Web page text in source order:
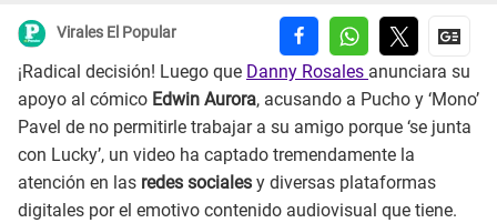
Virales El Popular
¡Radical decisión! Luego que Danny Rosales anunciara su
apoyo al cómico Edwin Aurora, acusando a Pucho y ‘Mono’
Pavel de no permitirle trabajar a su amigo porque ‘se junta
con Lucky’, un video ha captado tremendamente la
atención en las redes sociales y diversas plataformas
digitales por el emotivo contenido audiovisual que tiene.